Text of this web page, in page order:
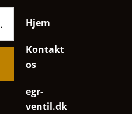
dette
Hjem
Kontakt
os
egr-
ventil.dk